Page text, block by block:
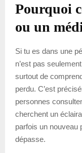
Pourquoi
ou un
Si tu es dans une
n’est pas
surtout de
perdu. C’est
personnes
cherchent un
parfois un nouveau
dépasse.